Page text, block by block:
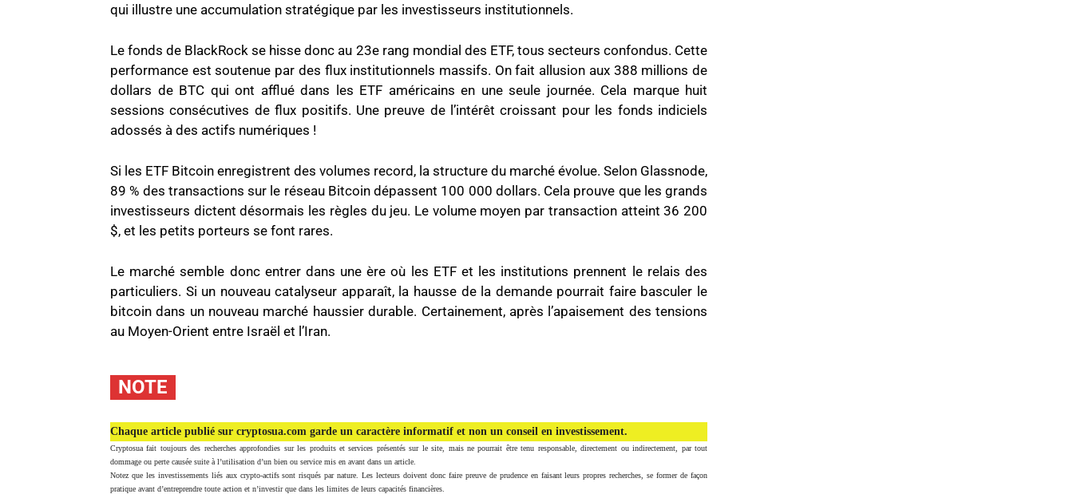
qui illustre une accumulation stratégique par les investisseurs institutionnels.
Le fonds de BlackRock se hisse donc au 23e rang mondial des ETF, tous secteurs confondus. Cette
performance est soutenue par des flux institutionnels massifs. On fait allusion aux 388 millions de
dollars de BTC qui ont afflué dans les ETF américains en une seule journée. Cela marque huit
sessions consécutives de flux positifs. Une preuve de l’intérêt croissant pour les fonds indiciels
adossés à des actifs numériques !
Si les ETF Bitcoin enregistrent des volumes record, la structure du marché évolue. Selon Glassnode,
89 % des transactions sur le réseau Bitcoin dépassent 100 000 dollars. Cela prouve que les grands
investisseurs dictent désormais les règles du jeu. Le volume moyen par transaction atteint 36 200
$, et les petits porteurs se font rares.
Le marché semble donc entrer dans une ère où les ETF et les institutions prennent le relais des
particuliers. Si un nouveau catalyseur apparaît, la hausse de la demande pourrait faire basculer le
bitcoin dans un nouveau marché haussier durable. Certainement, après l’apaisement des tensions
au Moyen-Orient entre Israël et l’Iran.
NOTE
Chaque article publié sur cryptosua.com garde un caractère informatif et non un conseil en investissement.
Cryptosua fait toujours des recherches approfondies sur les produits et services présentés sur le site, mais ne pourrait être tenu responsable, directement ou indirectement, par tout
dommage ou perte causée suite à l’utilisation d’un bien ou service mis en avant dans un article.
Notez que les investissements liés aux crypto-actifs sont risqués par nature. Les lecteurs doivent donc faire preuve de prudence en faisant leurs propres recherches, se former de façon
pratique avant d’entreprendre toute action et n’investir que dans les limites de leurs capacités financières.